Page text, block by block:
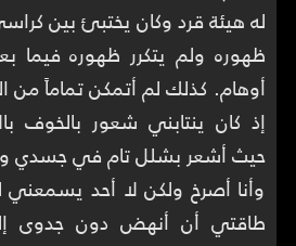
له هيئة قرد وكان يختبئ بين
ظهوره ولم يتكرر ظهوره فيما
أوهام. كذلك لم أتمكن تماماً من
إذ كان ينتابني شعور بالخوف
حيث أشعر بشلل تام في جسدي
وأنا أصرخ ولكن لا أحد
طاقتي أن أنهض دون جدوى